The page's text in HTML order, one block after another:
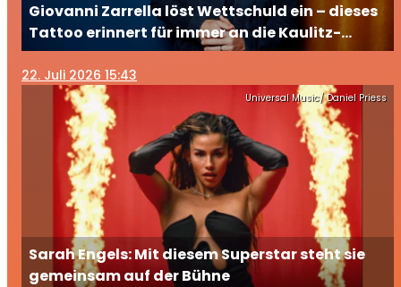
Giovanni Zarrella löst Wettschuld ein – dieses
Tattoo erinnert für immer an die Kaulitz-
Brüder
22. Juli 2026 15:43
Universal Music/ Daniel Priess
Sarah Engels: Mit diesem Superstar steht sie
gemeinsam auf der Bühne